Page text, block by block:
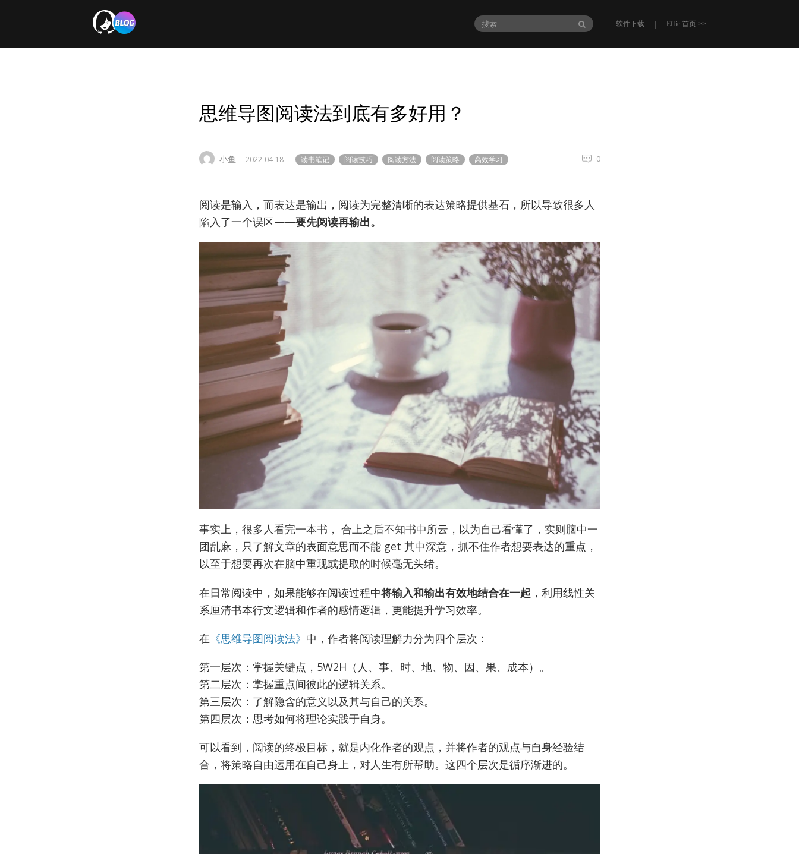
软件下载 | Effie 首页 >>
思维导图阅读法到底有多好用？
小鱼 2022-04-18 读书笔记 阅读技巧 阅读方法 阅读策略 高效学习 0
阅读是输入，而表达是输出，阅读为完整清晰的表达策略提供基石，所以导致很多人
陷入了一个误区——要先阅读再输出。
事实上，很多人看完一本书， 合上之后不知书中所云，以为自己看懂了，实则脑中一
团乱麻，只了解文章的表面意思而不能 get 其中深意，抓不住作者想要表达的重点，
以至于想要再次在脑中重现或提取的时候毫无头绪。
在日常阅读中，如果能够在阅读过程中将输入和输出有效地结合在一起 ，利用线性关
系厘清书本行文逻辑和作者的感情逻辑，更能提升学习效率。
在 《思维导图阅读法》 中，作者将阅读理解力分为四个层次：
第一层次：掌握关键点，5W2H（人、事、时、地、物、因、果、成本）。
第二层次：掌握重点间彼此的逻辑关系。
第三层次：了解隐含的意义以及其与自己的关系。
第四层次：思考如何将理论实践于自身。
可以看到，阅读的终极目标，就是内化作者的观点，并将作者的观点与自身经验结
合，将策略自由运用在自己身上，对人生有所帮助。这四个层次是循序渐进的。